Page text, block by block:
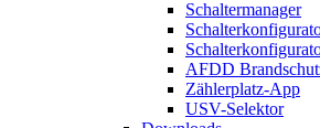
Schaltermanager
AFDD
Zählerplatz-App
USV-Selektor